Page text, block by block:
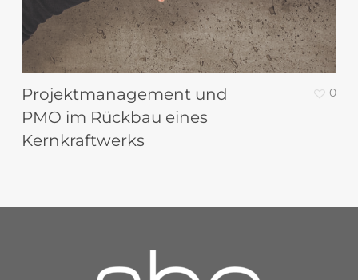
Projektmanagement und
PMO im Rückbau eines
Kernkraftwerks
0